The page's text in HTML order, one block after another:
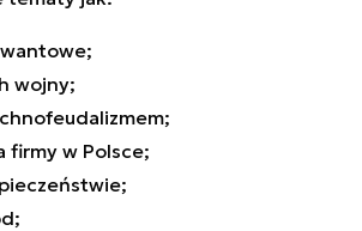
wojny;
firmy w Polsce;